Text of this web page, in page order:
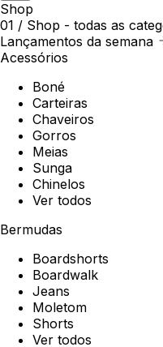
Shop
01 / Shop - todas as
Lançamentos da semana
Acessórios
Boné
Carteiras
Chaveiros
Gorros
Meias
Sunga
Chinelos
Ver todos
Bermudas
Boardshorts
Boardwalk
Jeans
Moletom
Shorts
Ver todos